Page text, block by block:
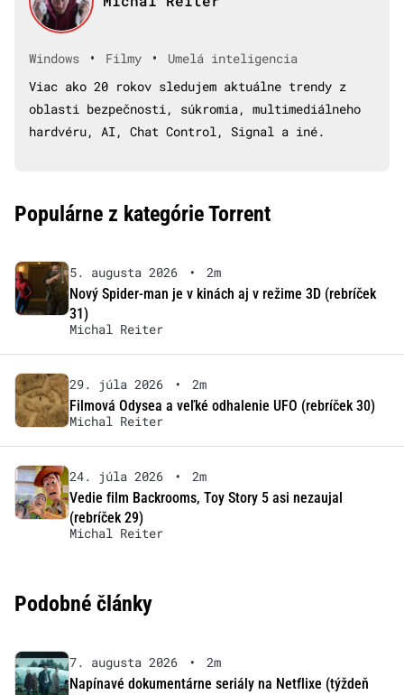
Windows • Filmy •
Umelá inteligencia
Viac ako 20 rokov sledujem aktuálne trendy z
oblasti bezpečnosti, súkromia, multimediálneho
hardvéru, AI, Chat Control, Signal a iné.
Populárne z kategórie Torrent
5. augusta 2026 •
2m
Nový Spider-man je v kinách aj v režime 3D (rebríček
31)
Michal Reiter
29. júla 2026 •
2m
Filmová Odysea a veľké odhalenie UFO (rebríček 30)
Michal Reiter
24. júla 2026 •
2m
Vedie film Backrooms, Toy Story 5 asi nezaujal
(rebríček 29)
Michal Reiter
Podobné články
7. augusta 2026 •
2m
Napínavé dokumentárne seriály na Netflixe (týždeň